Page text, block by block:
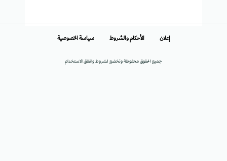
جميع الحقوق محفوظة وتخضع لشروط واتفاق الاستخدام
إعلان الأحكام والشروط سياسة الخصوصية